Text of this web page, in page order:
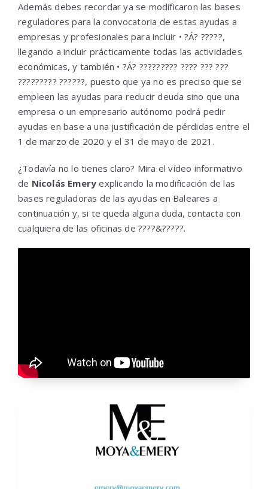
Además debes recordar ya se modificaron las bases
reguladores para la convocatoria de estas ayudas a
empresas y profesionales para incluir • ?Á? ?????,
llegando a incluir prácticamente todas las actividades
económicas, y también • ?Á? ????????? ???? ??? ???
????????? ??????, puesto que ya no es preciso que se
empleen las ayudas para reducir deuda sino que una
empresa o un empresario autónomo podrá pedir
ayudas en base a una justificación de pérdidas entre el
1 de marzo de 2020 y el 31 de mayo de 2021.
¿Todavía no lo tienes claro? Mira el vídeo informativo
de Nicolás Emery explicando la modificación de las
bases reguladoras de las ayudas en Baleares a
continuación y, si te queda alguna duda, contacta con
cualquiera de las oficinas de ????&?????.